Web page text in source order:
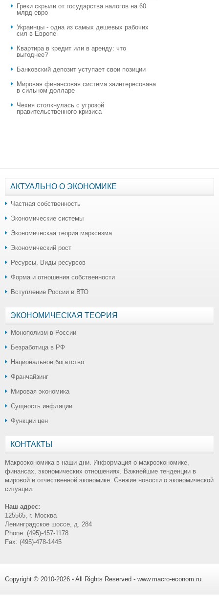
Греки скрыли от государства налогов на 60
млрд евро
Украинцы - одна из самых дешевых рабочих
сил в Европе
Квартира в кредит или в аренду: что
выгоднее?
​Банковский депозит уступает свои позиции
Мировая финансовая система заинтересована
в сильном долларе
Чехия столкнулась с угрозой
правительственного кризиса
АКТУАЛЬНО О ЭКОНОМИКЕ
Частная собственность
Экономические системы
Экономическая теория марксизма
Экономический рост
Ресурсы. Виды ресурсов
Форма и отношения собственности
Вступление России в ВТО
ЭКОНОМИЧЕСКАЯ ТЕОРИЯ
Монополизм в России
Безработица в РФ
Национальное богатство
Франчайзинг
Мировая экономика
Сущность инфляции
Функции цен
КОНТАКТЫ
Макроэкономика в наши дни. Информация о макроэкономике,
финансах, экономических отношениях. Важнейшие тенденции в
мировой и отчественной экономике. Свежие новости о экономической
ситуации.
Наш адрес:
125565, г. Москва
Ленинградское шоссе, д. 284
Phone: (495)-457-1178
Fax: (495)-478-1445
Copyright © 2010-2026 - All Rights Reserved - www.macro-econom.ru.